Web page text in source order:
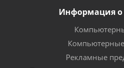
Информация о
Рекламные